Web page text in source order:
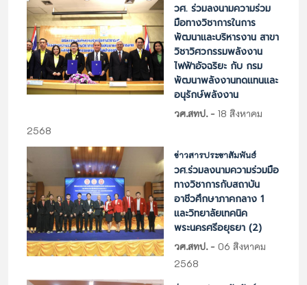
วศ. ร่วมลงนามความร่วม
มือทางวิชาการในการ
พัฒนาและบริหารงาน สาขา
วิชาวิศวกรรมพลังงาน
ไฟฟ้าอัจฉริยะ กับ กรม
พัฒนาพลังงานทดแทนและ
อนุรักษ์พลังงาน
วศ.สทป.-18 สิงหาคม
2568
ข่าวสารประชาสัมพันธ์
วศ.ร่วมลงนามความร่วมมือ
ทางวิชาการกับสถาบัน
อาชีวศึกษาภาคกลาง 1
และวิทยาลัยเทคนิค
พระนครศรีอยุธยา (2)
วศ.สทป.-06 สิงหาคม
2568